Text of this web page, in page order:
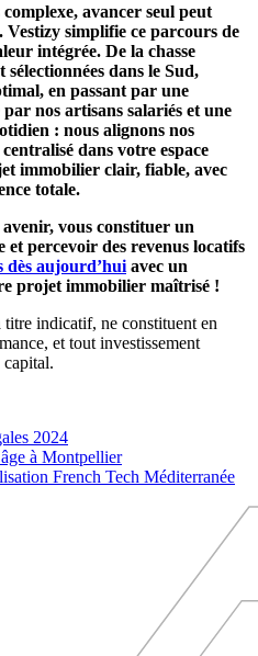
avancer seul peut
simplifie ce parcours de
intégrée. De la chasse
dans le Sud,
en passant par une
nos artisans salariés et une
: nous alignons nos
dans votre espace
immobilier clair, fiable, avec
totale.
vous constituer un
percevoir des revenus locatifs
dès aujourd’hui avec un
projet immobilier maîtrisé !
indicatif, ne constituent en
et tout investissement
capital.
2024
à Montpellier
French Tech Méditerranée